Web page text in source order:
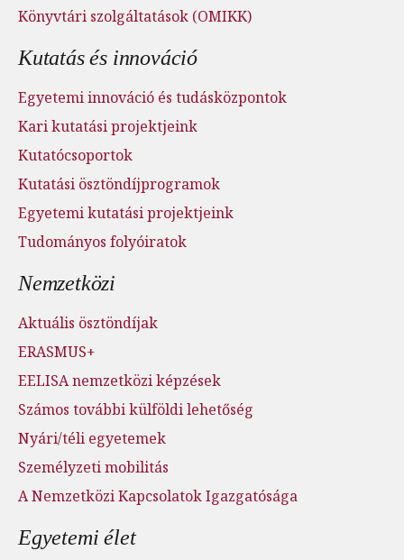
Könyvtári szolgáltatások (OMIKK)
Kutatás és innováció
Egyetemi innováció és tudásközpontok
Kari kutatási projektjeink
Kutatócsoportok
Kutatási ösztöndíjprogramok
Egyetemi kutatási projektjeink
Tudományos folyóiratok
Nemzetközi
Aktuális ösztöndíjak
ERASMUS+
EELISA nemzetközi képzések
Számos további külföldi lehetőség
Nyári/téli egyetemek
Személyzeti mobilitás
A Nemzetközi Kapcsolatok Igazgatósága
Egyetemi élet